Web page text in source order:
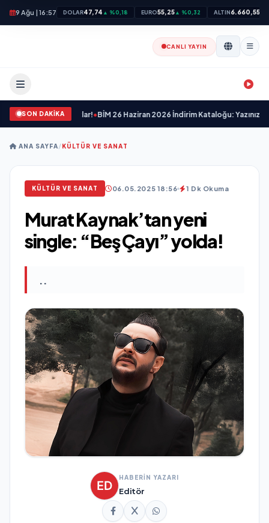
9 Ağu | 16:57 DOLAR47,74 ▲ %0,18 EURO55,25▲ %0,32 ALTIN6.660,55
CANLI YAYIN
SON DAKİKA
Kesen Fırsatlar! BİM 26 Haziran 2026 İndirim Kataloğu: Yazınızı
ANA SAYFA/KÜLTÜR VE SANAT
KÜLTÜR VE SANAT 06.05.2025 18:56 1 Dk Okuma
Murat Kaynak’tan yeni
single: “Beş Çayı” yolda!
..
HABERİN YAZARI
Editör